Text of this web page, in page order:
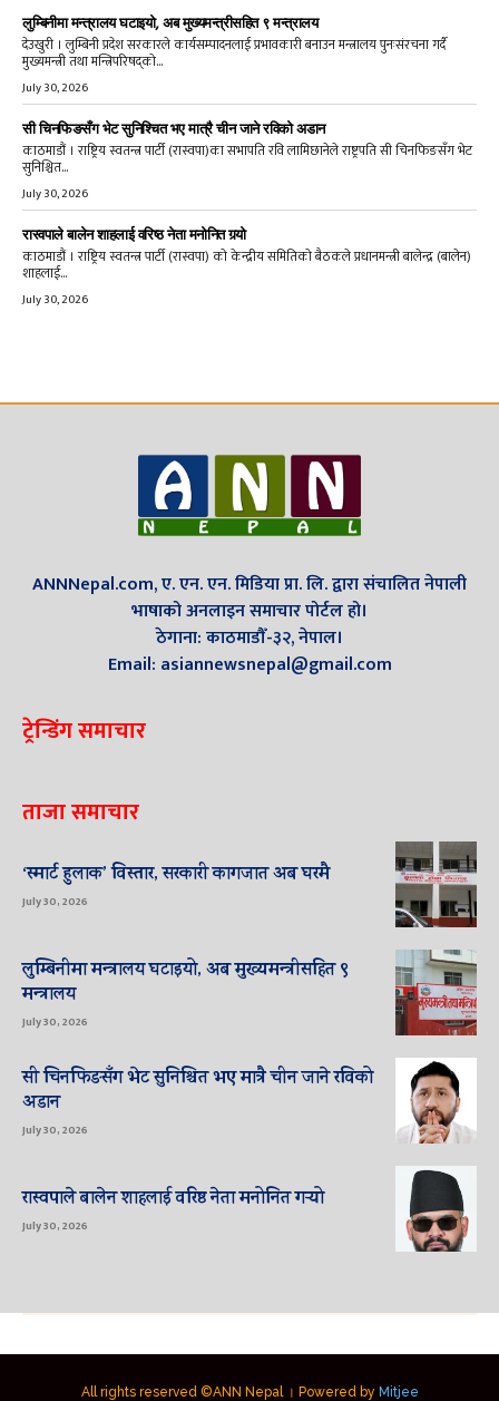
लुम्बिनीमा मन्त्रालय घटाइयो, अब मुख्यमन्त्रीसहित ९ मन्त्रालय
देउखुरी । लुम्बिनी प्रदेश सरकारले कार्यसम्पादनलाई प्रभावकारी बनाउन मन्त्रालय पुनःसंरचना गर्दै
मुख्यमन्त्री तथा मन्त्रिपरिषद्को...
July 30, 2026
सी चिनफिङसँग भेट सुनिश्चित भए मात्रै चीन जाने रविको अडान
काठमाडौं । राष्ट्रिय स्वतन्त्र पार्टी (रास्वपा)का सभापति रवि लामिछानेले राष्ट्रपति सी चिनफिङसँग भेट
सुनिश्चित...
July 30, 2026
रास्वपाले बालेन शाहलाई वरिष्ठ नेता मनोनित गर्‍यो
काठमाडौं । राष्ट्रिय स्वतन्त्र पार्टी (रास्वपा) को केन्द्रीय समितिको बैठकले प्रधानमन्त्री बालेन्द्र (बालेन)
शाहलाई...
July 30, 2026
ANNNepal.com, ए. एन. एन. मिडिया प्रा. लि. द्वारा संचालित नेपाली
भाषाको अनलाइन समाचार पोर्टल हो।
ठेगाना: काठमाडौँ-३२, नेपाल।
Email: asiannewsnepal@gmail.com
ट्रेन्डिंग समाचार
ताजा समाचार
‘स्मार्ट हुलाक’ विस्तार, सरकारी कागजात अब घरमै
July 30, 2026
लुम्बिनीमा मन्त्रालय घटाइयो, अब मुख्यमन्त्रीसहित ९
मन्त्रालय
July 30, 2026
सी चिनफिङसँग भेट सुनिश्चित भए मात्रै चीन जाने रविको
अडान
July 30, 2026
रास्वपाले बालेन शाहलाई वरिष्ठ नेता मनोनित गर्‍यो
July 30, 2026
All rights reserved ©ANN Nepal । Powered by Mitjee